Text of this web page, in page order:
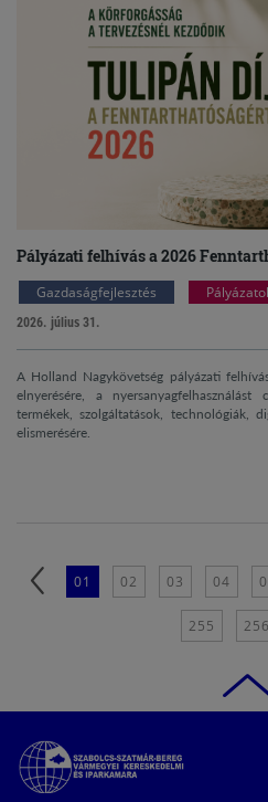
Pályázati felhívás a 2026
Gazdaságfejlesztés
2026. július 31.
A Holland Nagykövetség pályázati
elnyerésére, a
termékek, szolgáltatások, technológiák,
elismerésére.
01 02 03 04
255 256
Szabolcs-
Szatmár-
Bereg